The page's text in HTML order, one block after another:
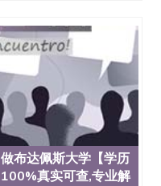
微信551190476买国
本科毕业证怎么办
凭真制作QQ微信
微信551190476国
办理国外毕业证价
询QQ微信551190476
办国外可
买真文凭可信吗QQ
机构QQ微信
微信551190476如何
海外文凭认证办理
布达佩斯大学【学历
真实可查,专业解